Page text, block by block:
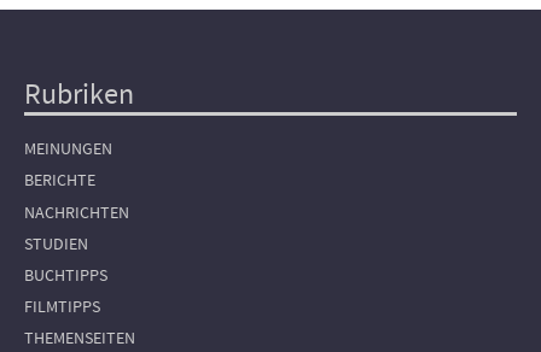
Hauptnavigation
Rubriken
MEINUNGEN
BERICHTE
NACHRICHTEN
STUDIEN
BUCHTIPPS
FILMTIPPS
THEMENSEITEN